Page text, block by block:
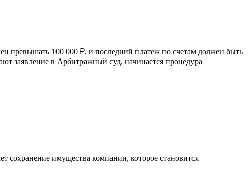
превышать 100 000 ₽, и последний платеж по счетам должен быть
заявление в Арбитражный суд, начинается процедура
сохранение имущества компании, которое становится